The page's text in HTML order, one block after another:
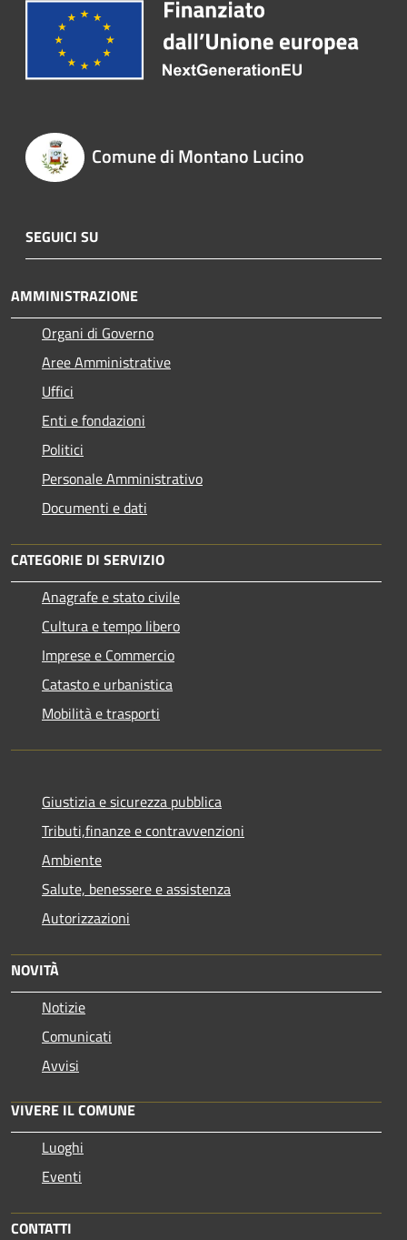
Comune di Montano Lucino
SEGUICI SU
AMMINISTRAZIONE
Organi di Governo
Aree Amministrative
Uffici
Enti e fondazioni
Politici
Personale Amministrativo
Documenti e dati
CATEGORIE DI SERVIZIO
Anagrafe e stato civile
Cultura e tempo libero
Imprese e Commercio
Catasto e urbanistica
Mobilità e trasporti
Giustizia e sicurezza pubblica
Tributi,finanze e contravvenzioni
Ambiente
Salute, benessere e assistenza
Autorizzazioni
NOVITÀ
Notizie
Comunicati
Avvisi
VIVERE IL COMUNE
Luoghi
Eventi
CONTATTI